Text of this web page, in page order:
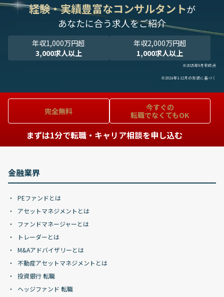
経験・実績豊富なコンサルタントが
あなたに合う求人をご紹介
年収1,000万円超
3,000求人以上
年収2,000万円超
1,000求人以上
※2025年9月末時点
※2024年1-12月の実績に基づく
完全無料
今すぐの
転職でなくてもOK
まずは1分で転職・キャリア相談を申し込む
金融業界
PEファンドとは
アセットマネジメントとは
ファンドマネージャーとは
トレーダーとは
M&Aアドバイザリーとは
不動産アセットマネジメントとは
投資銀行 転職
ヘッジファンド 転職